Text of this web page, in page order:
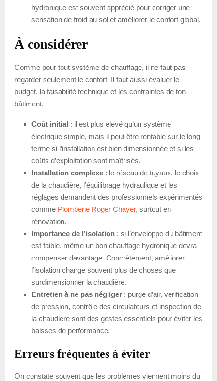
hydronique est souvent apprécié pour corriger une
sensation de froid au sol et améliorer le confort global.
À considérer
Comme pour tout système de chauffage, il ne faut pas
regarder seulement le confort. Il faut aussi évaluer le
budget, la faisabilité technique et les contraintes de ton
bâtiment.
Coût initial : il est plus élevé qu’un système
électrique simple, mais il peut être rentable sur le long
terme si l’installation est bien dimensionnée et si les
coûts d’exploitation sont maîtrisés.
Installation complexe : le réseau de tuyaux, le choix
de la chaudière, l’équilibrage hydraulique et les
réglages demandent des professionnels expérimentés
comme Plomberie Roger Chayer, surtout en
rénovation.
Importance de l’isolation : si l’enveloppe du bâtiment
est faible, même un bon chauffage hydronique devra
compenser davantage. Concrètement, améliorer
l’isolation change souvent plus de choses que
surdimensionner la chaudière.
Entretien à ne pas négliger : purge d’air, vérification
de pression, contrôle des circulateurs et inspection de
la chaudière sont des gestes essentiels pour éviter les
baisses de performance.
Erreurs fréquentes à éviter
On constate souvent que les problèmes viennent moins du